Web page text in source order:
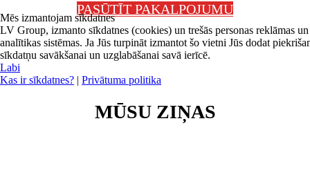
PASŪTĪT PAKALPOJUMU
MŪSU ZIŅAS
Mēs izmantojam sīkdatnes
LV Group, izmanto sīkdatnes (cookies) un trešās personas reklāmas un
analītikas sistēmas. Ja Jūs turpināt izmantot šo vietni Jūs dodat
sīkdatņu savākšanai un uzglabāšanai savā ierīcē.
Labi
Kas ir sīkdatnes? | Privātuma politika